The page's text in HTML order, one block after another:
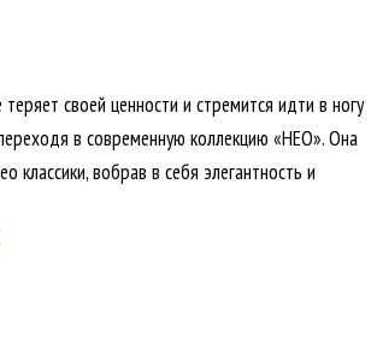
теряет своей ценности и стремится идти в ногу
в современную коллекцию «НЕО». Она
классики, вобрав в себя элегантность и